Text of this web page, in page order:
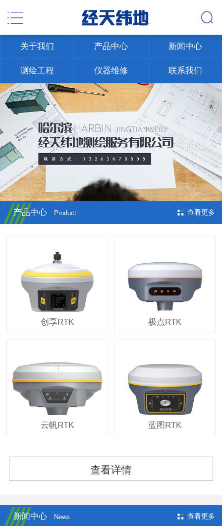
关于我们 产品中心 新闻中心
测绘工程 仪器维修 联系我们
产品中心 Product 查看更多
创享RTK 极点RTK
云帆RTK 蓝图RTK
查看详情
新闻中心 News 查看更多